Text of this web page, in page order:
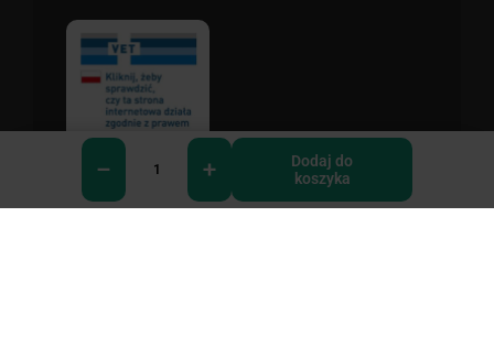
Dodaj do
koszyka
Podmiot nadzorujący: